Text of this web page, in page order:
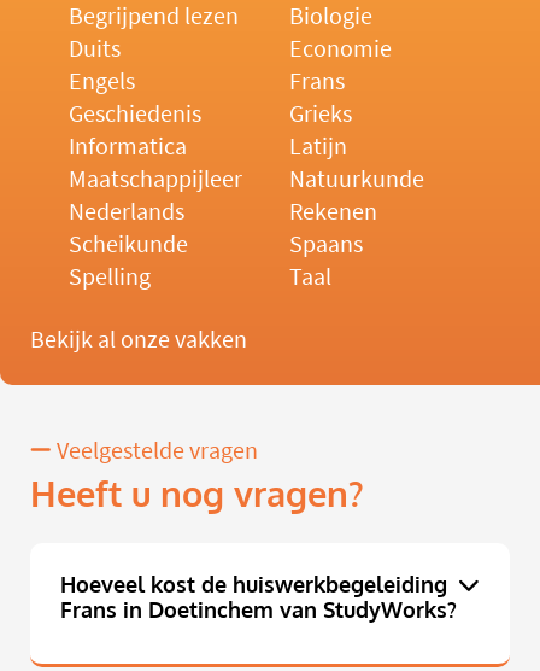
Begrijpend lezen
Biologie
Duits
Economie
Engels
Frans
Geschiedenis
Grieks
Informatica
Latijn
Maatschappijleer
Natuurkunde
Nederlands
Rekenen
Scheikunde
Spaans
Spelling
Taal
Bekijk al onze vakken
Veelgestelde vragen
Heeft u nog vragen?
Hoeveel kost de huiswerkbegeleiding
Frans in Doetinchem van StudyWorks?